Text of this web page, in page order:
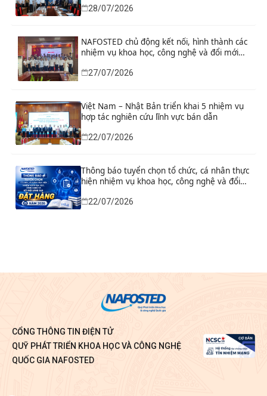
phát triển thực tiễn
28/07/2026
NAFOSTED chủ động kết nối, hình thành các
nhiệm vụ khoa học, công nghệ và đổi mới
Bình
27/07/2026
Việt Nam – Nhật Bản triển khai 5 nhiệm vụ
hợp tác nghiên cứu lĩnh vực bán dẫn
22/07/2026
Thông báo tuyển chọn tổ chức, cá nhân thực
hiện nhiệm vụ khoa học, công nghệ và đổi
22/07/2026
CỔNG THÔNG TIN ĐIỆN TỬ
QUỸ PHÁT TRIỂN KHOA HỌC VÀ CÔNG NGHỆ
QUỐC GIA NAFOSTED